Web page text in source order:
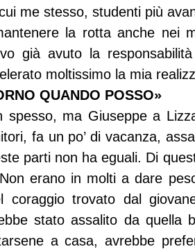
me stesso, studenti più
la rotta anche nei
già avuto la
moltissimo la mia
QUANDO POSSO»
spesso, ma Giuseppe a
fa un po’ di vacanza,
parti non ha eguali. Di
erano in molti a dare
coraggio trovato dal
stato assalito da quella
a casa, avrebbe